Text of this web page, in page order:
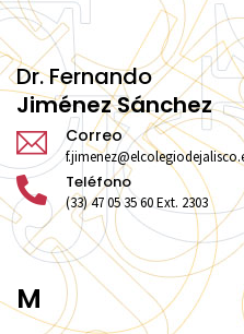
Dr. Fernando
Jiménez Sánchez
Correo
Teléfono
(33) 47 05 35 60 Ext. 2303
M